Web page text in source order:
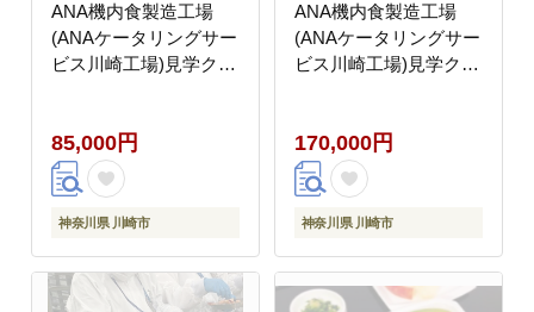
ANA機内食製造工場
(ANAケータリングサー
ビス川崎工場)見学クー
85,000円
神奈川県 川崎市
ANA機内食製造工場
(ANAケータリングサー
ビス川崎工場)見学クー
170,000円
神奈川県 川崎市